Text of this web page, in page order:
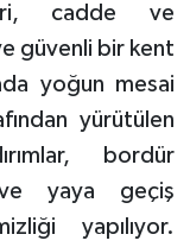
cadde ve
güvenli bir kent
yoğun mesai
yürütülen
bordür
ve yaya geçiş
yapılıyor.